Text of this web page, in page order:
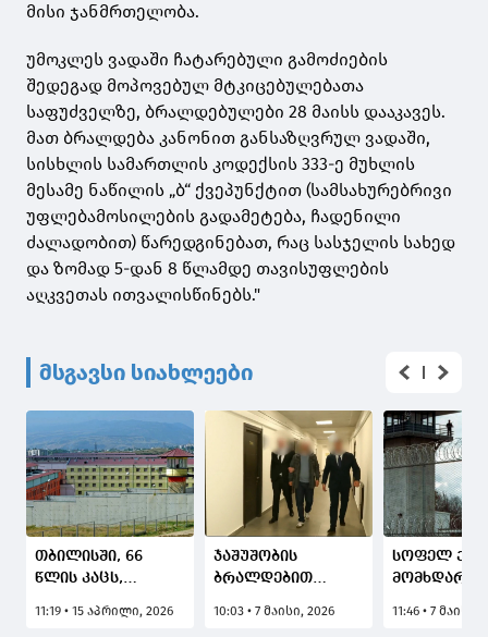
მისი ჯანმრთელობა.
უმოკლეს ვადაში ჩატარებული გამოძიების
შედეგად მოპოვებულ მტკიცებულებათა
საფუძველზე, ბრალდებულები 28 მაისს დააკავეს.
მათ ბრალდება კანონით განსაზღვრულ ვადაში,
სისხლის სამართლის კოდექსის 333-ე მუხლის
მესამე ნაწილის „ბ“ ქვეპუნქტით (სამსახურებრივი
უფლებამოსილების გადამეტება, ჩადენილი
ძალადობით) წარედგინებათ, რაც სასჯელის სახედ
და ზომად 5-დან 8 წლამდე თავისუფლების
აღკვეთას ითვალისწინებს."
მსგავსი სიახლეები
თბილისში, 66
წლის კაცს,
11:19 • 15 აპრილი, 2026
ჯაშუშობის
ბრალდებით
10:03 • 7 მაისი, 2026
სოფელ
მომხდარი
11:46 • 7 მაისი,